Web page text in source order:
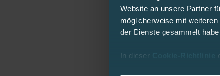
Website an unsere Partner
möglicherweise mit
der Dienste gesammelt
In dieser
Aktuelle
CamAPS FX